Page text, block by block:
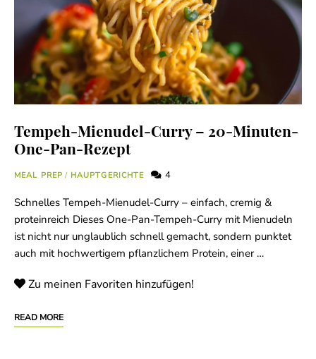
Tempeh-Mienudel-Curry – 20-Minuten-
One-Pan-Rezept
MEAL PREP / HAUPTGERICHTE 4
Schnelles Tempeh-Mienudel-Curry – einfach, cremig &
proteinreich Dieses One-Pan-Tempeh-Curry mit Mienudeln
ist nicht nur unglaublich schnell gemacht, sondern punktet
auch mit hochwertigem pflanzlichem Protein, einer …
Zu meinen Favoriten hinzufügen!
READ MORE